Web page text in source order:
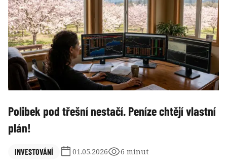
Polibek pod třešní nestačí. Peníze chtějí vlastní
plán!
INVESTOVÁNÍ 01.05.2026 6 minut